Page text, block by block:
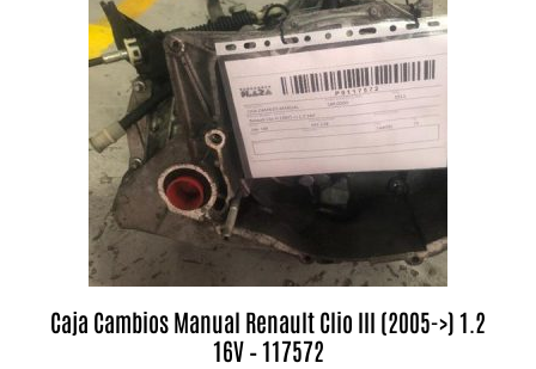
Caja Cambios Manual Renault Clio III (2005->) 1.2
16V – 117572